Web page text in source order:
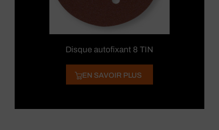
Disque autofixant 8 TIN
EN SAVOIR PLUS